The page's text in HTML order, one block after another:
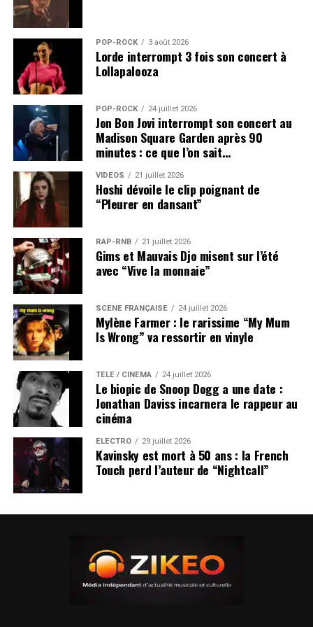
POP-ROCK 3 août 2026
Lorde interrompt 3 fois son concert à
Lollapalooza
POP-ROCK 24 juillet 2026
Jon Bon Jovi interrompt son concert au
Madison Square Garden après 90
minutes : ce que l’on sait…
VIDEOS 21 juillet 2026
Hoshi dévoile le clip poignant de
“Pleurer en dansant”
RAP-RNB 21 juillet 2026
Gims et Mauvais Djo misent sur l’été
avec “Vive la monnaie”
SCÈNE FRANÇAISE 24 juillet 2026
Mylène Farmer : le rarissime “My Mum
Is Wrong” va ressortir en vinyle
TÉLÉ / CINÉMA 24 juillet 2026
Le biopic de Snoop Dogg a une date :
Jonathan Daviss incarnera le rappeur au
cinéma
ÉLECTRO 29 juillet 2026
Kavinsky est mort à 50 ans : la French
Touch perd l’auteur de “Nightcall”